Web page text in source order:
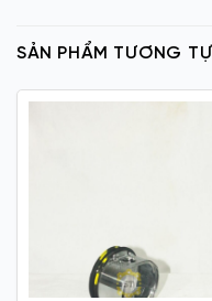
SẢN PHẨM TƯƠNG TỰ